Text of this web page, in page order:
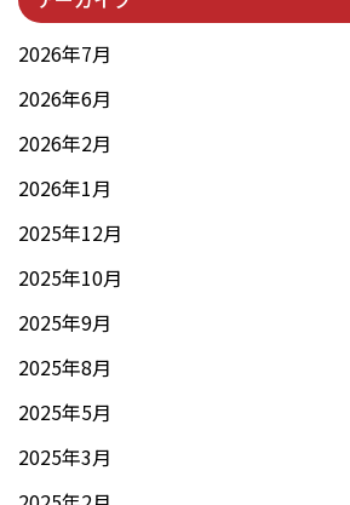
2026年7月
2026年6月
2026年2月
2026年1月
2025年12月
2025年10月
2025年9月
2025年8月
2025年5月
2025年3月